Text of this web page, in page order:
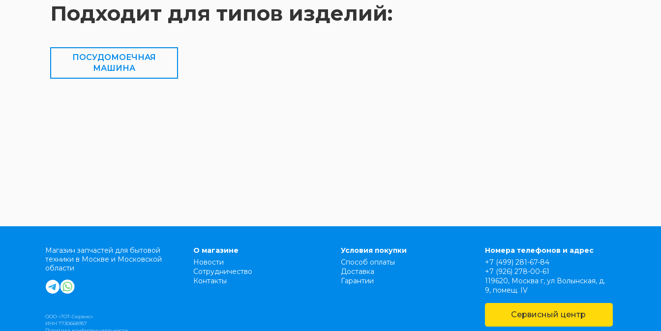
Подходит для типов изделий:
ПОСУДОМОЕЧНАЯ
МАШИНА
Магазин запчастей для бытовой
техники в Москве и Московской
области
ООО «ТОТ-Сервис»
ИНН 7730668957
О магазине
Новости
Сотрудничество
Контакты
Условия покупки
Способ оплаты
Доставка
Гарантии
Номера телефонов и адрес
+7 (499) 281-67-84
+7 (926) 278-00-61
119620, Москва г, ул Волынская, д.
9, помещ. IV
Сервисный центр